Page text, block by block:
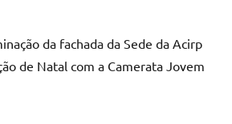
da fachada da Sede da Acirp
de Natal com a Camerata Jovem